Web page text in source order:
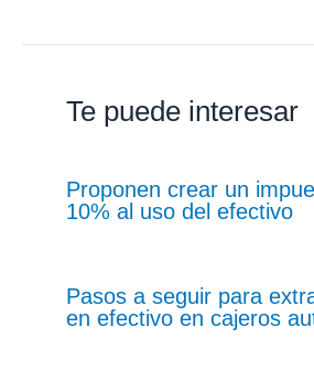
Te puede interesar
Proponen crear un
10% al uso del efectivo
Pasos a seguir para
en efectivo en cajeros